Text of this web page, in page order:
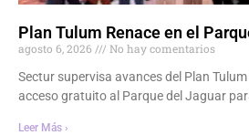
Plan Tulum Renace en el
agosto 6, 2026
No hay comentarios
Sectur supervisa avances del Plan
acceso gratuito al Parque del Jaguar
Leer Más ›